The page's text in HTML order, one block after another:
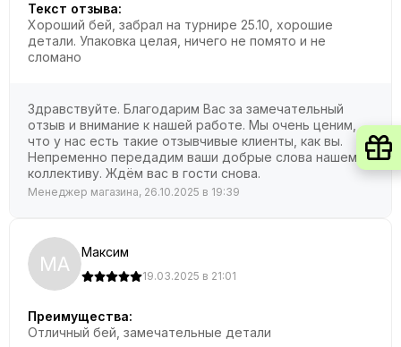
Текст отзыва:
Хороший бей, забрал на турнире 25.10, хорошие
детали. Упаковка целая, ничего не помято и не
сломано
Здравствуйте. Благодарим Вас за замечательный
отзыв и внимание к нашей работе. Мы очень ценим,
что у нас есть такие отзывчивые клиенты, как вы.
Непременно передадим ваши добрые слова нашему
коллективу. Ждём вас в гости снова.
Менеджер магазина, 26.10.2025 в 19:39
МА Максим
19.03.2025 в 21:01
Преимущества:
Отличный бей, замечательные детали